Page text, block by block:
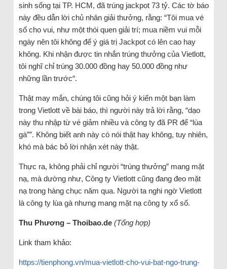
sinh sống tại TP. HCM, đã trúng jackpot 73 tỷ. Các tờ báo
này đều dẫn lời chủ nhân giải thưởng, rằng: “Tôi mua vé
số cho vui, như một thói quen giải trí; mua niềm vui mỗi
ngày nên tôi không để ý giá trị Jackpot có lên cao hay
không. Khi nhận được tin nhắn trúng thưởng của Vietlott,
tôi nghĩ chỉ trúng 30.000 đồng hay 50.000 đồng như
những lần trước“.
Thật may mắn, chúng tôi cũng hỏi ý kiến một bạn làm
trong Vietlott về bài báo, thì người này trả lời rằng, “dạo
này thu nhập từ vé giảm nhiều và công ty đã PR để “lùa
gà””. Không biết anh này có nói thật hay không, tuy nhiên,
khó mà bác bỏ lời nhận xét này thật.
Thực ra, không phải chỉ người “trúng thưởng” mang mặt
nạ, mà dường như, Công ty Vietlott cũng đang đeo mặt
nạ trong hàng chục năm qua. Người ta nghi ngờ Vietlott
là công ty lùa gà nhưng mang mặt nạ công ty xổ số.
Thu Phương – Thoibao.de(Tổng hợp)
Link tham khảo:
https://tienphong.vn/mua-vietlott-cho-vui-bat-ngo-trung-